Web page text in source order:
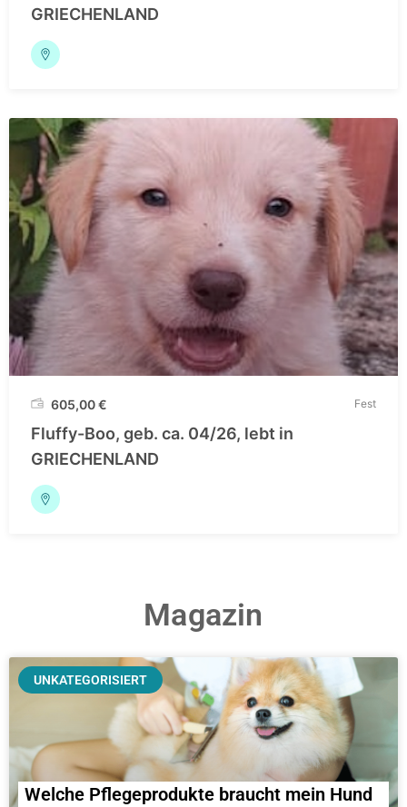
GRIECHENLAND
605,00€ Fest
Fluffy-Boo, geb. ca. 04/26, lebt in
GRIECHENLAND
Magazin
UNKATEGORISIERT
Welche Pflegeprodukte braucht mein Hund